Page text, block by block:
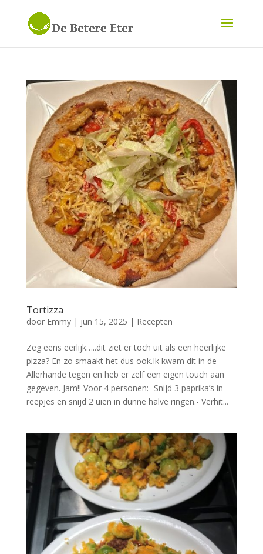
Tortizza
door Emmy| jun 15, 2025 | Recepten
Zeg eens eerlijk…..dit ziet er toch uit als een heerlijke
pizza? En zo smaakt het dus ook.Ik kwam dit in de
Allerhande tegen en heb er zelf een eigen touch aan
gegeven. Jam!! Voor 4 personen:- Snijd 3 paprika’s in
reepjes en snijd 2 uien in dunne halve ringen.- Verhit...